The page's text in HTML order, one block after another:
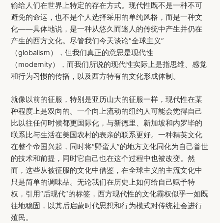
输给人们在世界上特定的存在方式。现代性既不是一种不可
避免的命运，也不是个人选择采用的单纯风格，而是一种文
化——具体地说，是一种从悠久而迷人的传统中产生并仍在
产生的西方文化。尽管我们今天谈论“全球主义”
（globalism），但我们真正的意思是现代性
（modernity），而我们所说的现代性实际上是指思维、感觉
和行为习惯的传播，以及西方特有的文化形成体制。
就像以前的征服，特别是亚历山大的征服一样，现代性在某
种程度上是双向的。一个向上流动的纽约人可能会觉得自己
比以往任何时候都更国际化，与新德里、新加坡和内罗毕的
联系比与生活在美国农村的表亲的联系更好。一种精英文化
在整个帝国兴起，同时将“野蛮人”的地方文化同化为自己普世
的技术和前提，同时它自己也在这个过程中也被改变。然
而，这些从被征服的文化中借鉴，在全球主义的主流文化中
只是简单的调味品。无论我们在历史上如何给自己赋予特
权，引用“后现代”的标签，西方现代性的文化霸权似乎一如既
往地稳固，以其后启蒙时代思想和行为模式对传统社会进行
殖民。